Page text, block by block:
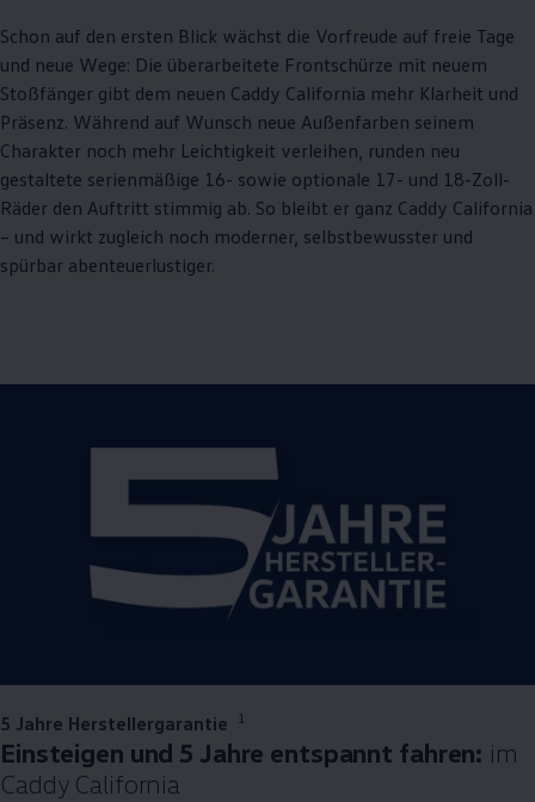
Schon auf den ersten Blick wächst die Vorfreude auf freie Tage
und neue Wege: Die überarbeitete Frontschürze mit neuem
Stoßfänger gibt dem neuen Caddy California mehr Klarheit und
Präsenz. Während auf Wunsch neue Außenfarben seinem
Charakter noch mehr Leichtigkeit verleihen, runden neu
gestaltete serienmäßige 16- sowie optionale 17- und 18-Zoll-
Räder den Auftritt stimmig ab. So bleibt er ganz Caddy California
– und wirkt zugleich noch moderner, selbstbewusster und
spürbar abenteuerlustiger.
5 Jahre Herstellergarantie 1
Einsteigen und 5 Jahre entspannt fahren: im
Caddy California